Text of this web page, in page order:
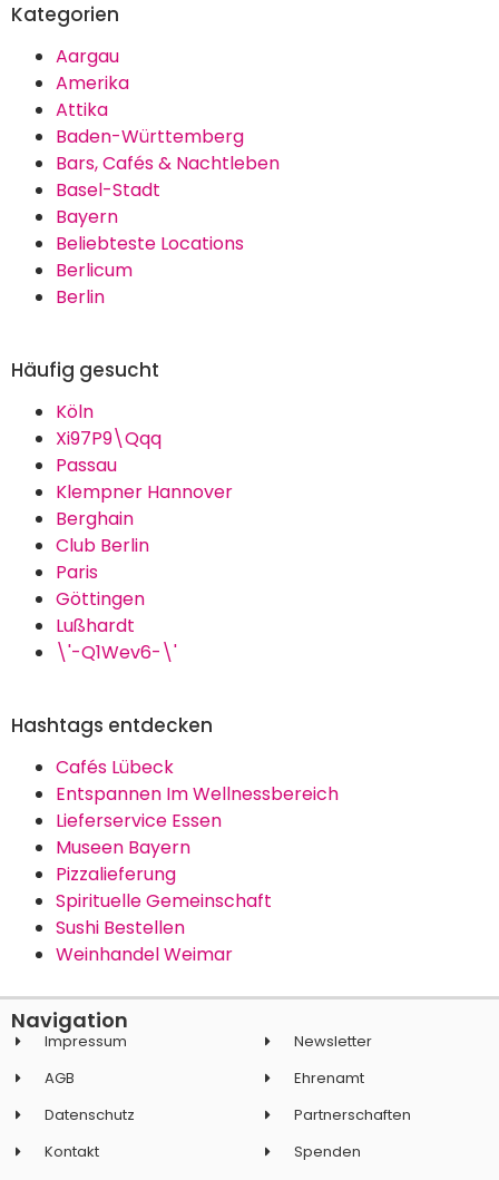
Kategorien
Aargau
Amerika
Attika
Baden-Württemberg
Bars, Cafés & Nachtleben
Basel-Stadt
Bayern
Beliebteste Locations
Berlicum
Berlin
Häufig gesucht
Köln
Xi97P9\Qqq
Passau
Klempner Hannover
Berghain
Club Berlin
Paris
Göttingen
Lußhardt
\'-Q1Wev6-\'
Hashtags entdecken
Cafés Lübeck
Entspannen Im Wellnessbereich
Lieferservice Essen
Museen Bayern
Pizzalieferung
Spirituelle Gemeinschaft
Sushi Bestellen
Weinhandel Weimar
Navigation
Impressum
AGB
Datenschutz
Kontakt
Newsletter
Ehrenamt
Partnerschaften
Spenden